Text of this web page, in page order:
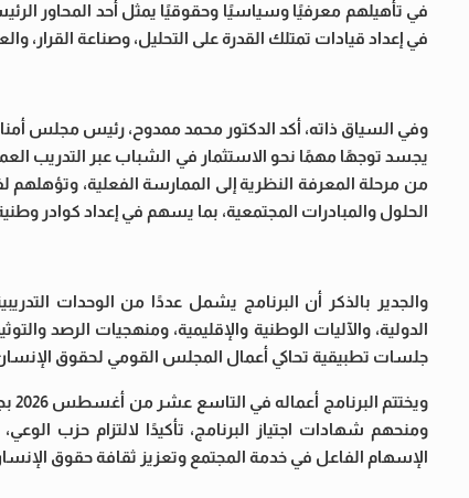
في تأهيلهم معرفيًا وسياسيًا وحقوقيًا يمثل أحد المحاور
في إعداد قيادات تمتلك القدرة على التحليل، وصناعة
وفي السياق ذاته، أكد الدكتور محمد ممدوح، رئيس مجلس
يجسد توجهًا مهمًا نحو الاستثمار في الشباب عبر التدريب
من مرحلة المعرفة النظرية إلى الممارسة الفعلية،
الحلول والمبادرات المجتمعية، بما يسهم في إعداد كوادر
والجدير بالذكر أن البرنامج يشمل عددًا من الوحدات
الدولية، والآليات الوطنية والإقليمية، ومنهجيات الرصد
جلسات تطبيقية تحاكي أعمال المجلس القومي لحقوق الإنسان،
ومنحهم شهادات اجتياز البرنامج، تأكيدًا لالتزام حزب
الإسهام الفاعل في خدمة المجتمع وتعزيز ثقافة حقوق